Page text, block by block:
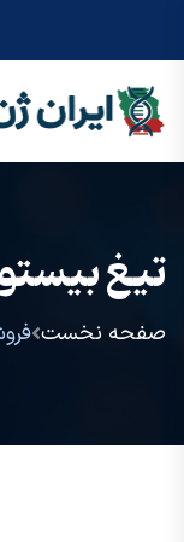
تیغ
صفحه نخست